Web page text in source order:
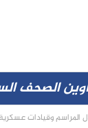
الصحف